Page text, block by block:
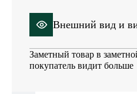
Внешний вид и
Заметный товар в
покупатель видит больше